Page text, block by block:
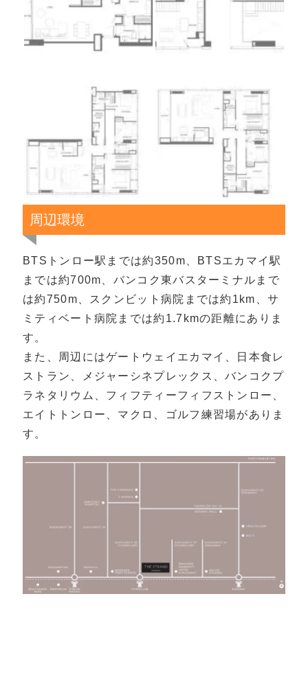
周辺環境
BTSトンロー駅までは約350m、BTSエカマイ駅
までは約700m、バンコク東バスターミナルまで
は約750m、スクンビット病院までは約1km、サ
ミティベート病院までは約1.7kmの距離にありま
す。
また、周辺にはゲートウェイエカマイ、日本食レ
ストラン、メジャーシネプレックス、バンコクプ
ラネタリウム、フィフティーフィフストンロー、
エイトトンロー、マクロ、ゴルフ練習場がありま
す。